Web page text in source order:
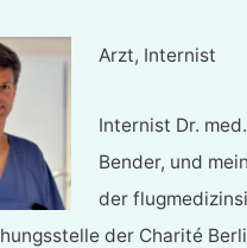
Arzt, Internist
Internist Dr.
Bender, und
der
der Charité